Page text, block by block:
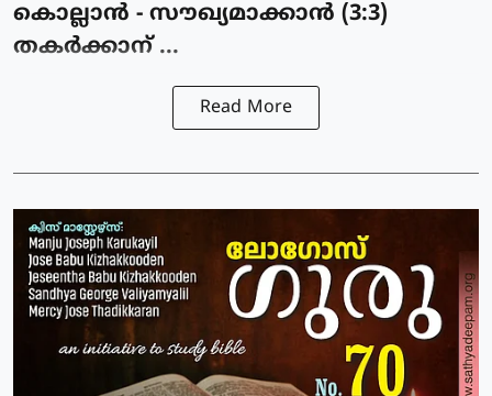
കൊല്ലാന്‍ - സൗഖ്യമാക്കാന്‍ (3:3)
തകര്‍ക്കാന് ...
Read More